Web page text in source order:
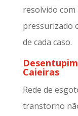
resolvido
pressurizado
de cada caso.
Caieiras
Rede de
transtorno